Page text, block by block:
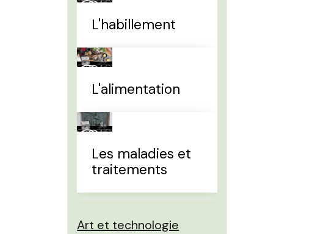
L'habillement
L'alimentation
Les maladies et
traitements
Art et technologie